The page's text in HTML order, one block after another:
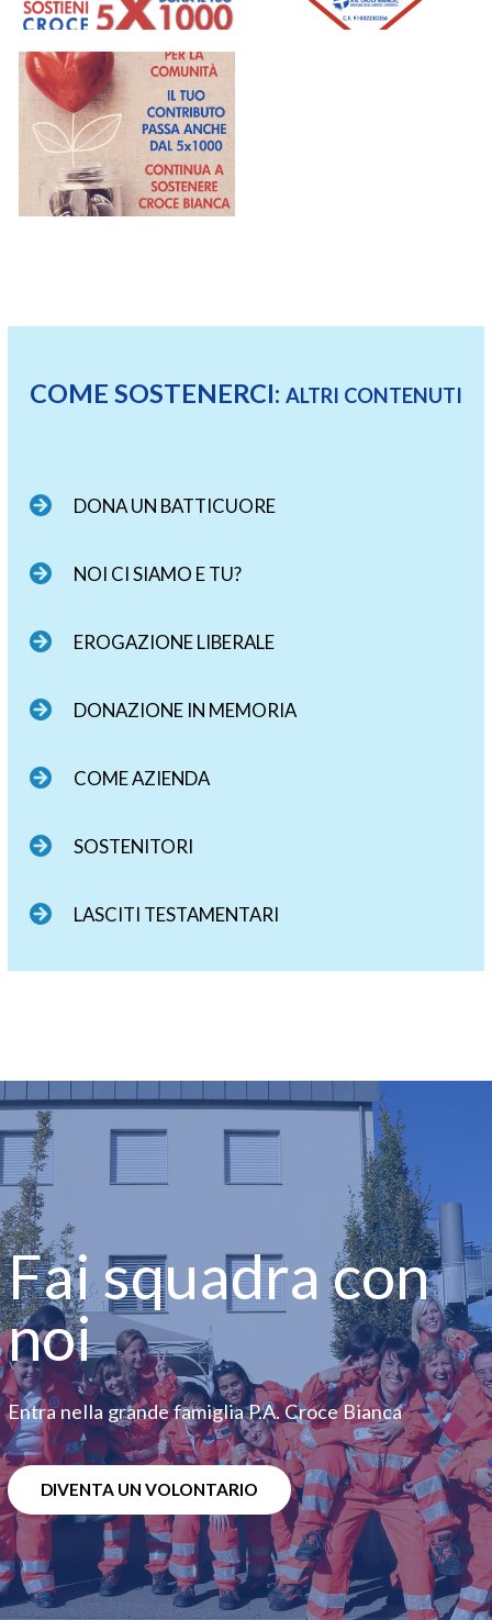
COME SOSTENERCI: ALTRI CONTENUTI
DONA UN BATTICUORE
NOI CI SIAMO E TU?
EROGAZIONE LIBERALE
DONAZIONE IN MEMORIA
COME AZIENDA
SOSTENITORI
LASCITI TESTAMENTARI
Fai squadra con
noi
Entra nella grande famiglia P.A. Croce Bianca
DIVENTA UN VOLONTARIO